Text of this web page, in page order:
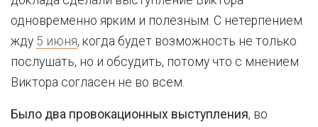
одновременно ярким и полезным. С нетерпением
жду 5 июня, когда будет возможность не только
послушать, но и обсудить, потому что с мнением
Виктора согласен не во всем.
Было два провокационных выступления, во